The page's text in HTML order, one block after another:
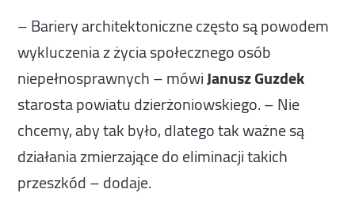
– Bariery architektoniczne często są powodem
wykluczenia z życia społecznego osób
niepełnosprawnych – mówiJanusz Guzdek
starosta powiatu dzierżoniowskiego. – Nie
chcemy, aby tak było, dlatego tak ważne są
działania zmierzające do eliminacji takich
przeszkód – dodaje.